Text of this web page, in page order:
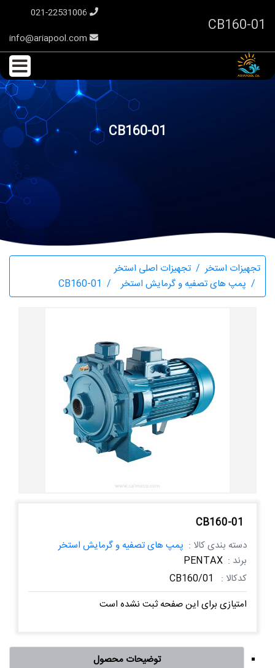
CB160-01
CB160-01
تجهیزات استخر
تجهیزات اصلی استخر
پمپ های تصفیه و گرمایش استخر
CB160-01
CB160-01
دسته بندی کالا : پمپ های تصفیه و گرمایش استخر
برند : PENTAX
کدکالا : CB160/01
امتیازی برای این صفحه ثبت نشده است
توضیحات محصول